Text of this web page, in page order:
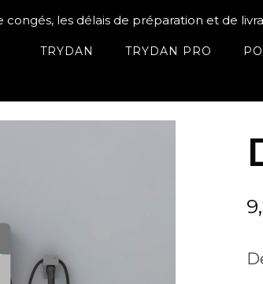
congés, les délais de préparation et de
TRYDAN TRYDAN PRO